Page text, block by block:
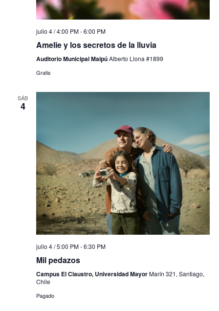
julio 4 / 4:00 PM-6:00 PM
Amelie y los secretos de la lluvia
Auditorio Municipal MaipúAlberto Llona #1899
Gratis
SÁB
4
julio 4 / 5:00 PM-6:30 PM
Mil pedazos
Campus El Claustro, Universidad MayorMarín 321, Santiago,
Chile
Pagado